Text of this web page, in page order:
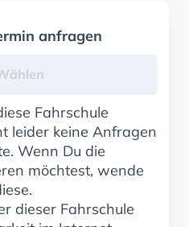
anfragen
Fahrschule
leider keine Anfragen
Wenn Du die
möchtest, wende
dieser Fahrschule